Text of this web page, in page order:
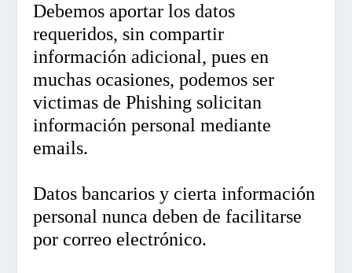
Debemos aportar los datos
requeridos, sin compartir
información adicional, pues en
muchas ocasiones, podemos ser
victimas de Phishing solicitan
información personal mediante
emails.
Datos bancarios y cierta información
personal nunca deben de facilitarse
por correo electrónico.